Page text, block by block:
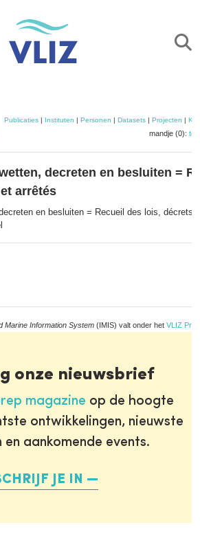
Publicaties | Instituten | Personen | Datasets | Projecten |
mandje (0):
decreten en besluiten =
arrêtés
en besluiten = Recueil des lois, décrets
Marine Information System (IMIS) valt onder het VLIZ
onze nieuwsbrief
magazine op de hoogte
ontwikkelingen, nieuwste
aankomende events.
JE IN